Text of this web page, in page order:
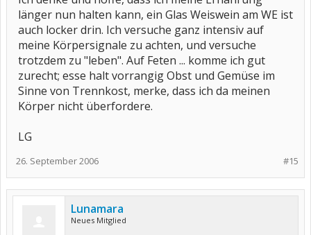
länger nun halten kann, ein Glas Weiswein am WE ist
auch locker drin. Ich versuche ganz intensiv auf
meine Körpersignale zu achten, und versuche
trotzdem zu "leben". Auf Feten ... komme ich gut
zurecht; esse halt vorrangig Obst und Gemüse im
Sinne von Trennkost, merke, dass ich da meinen
Körper nicht überfordere.
LG
#15
26. September 2006
Lunamara
Neues Mitglied